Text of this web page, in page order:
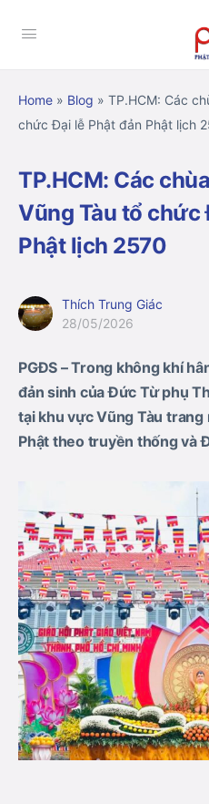
Home » Blog » TP.HCM: Các
chức Đại lễ Phật đản Phật lịch
TP.HCM: Các
Vũng Tàu tổ chức
Phật lịch 2570
Thích Trung Giác
28/05/2026
PGĐS – Trong không khí
đản sinh của Đức Từ phụ
tại khu vựcVũng Tàu trang
Phật theo truyền thống và